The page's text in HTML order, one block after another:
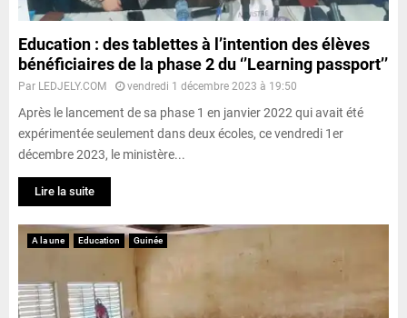
Education : des tablettes à l’intention des élèves
bénéficiaires de la phase 2 du ‘’Learning passport’’
Par LEDJELY.COM vendredi 1 décembre 2023 à 19:50
Après le lancement de sa phase 1 en janvier 2022 qui avait été
expérimentée seulement dans deux écoles, ce vendredi 1er
décembre 2023, le ministère...
Lire la suite
A la une Education Guinée